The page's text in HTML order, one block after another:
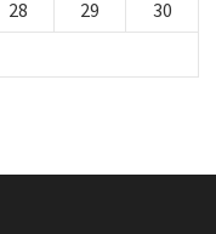
28 29
30